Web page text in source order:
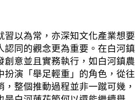
以為常，亦深知文化產業想要
同的觀念更為重要。在白河鎮
意並且實務執行，如白河鎮農
演「舉足輕重」的角色，從往
整個推動過程並非一蹴可幾，